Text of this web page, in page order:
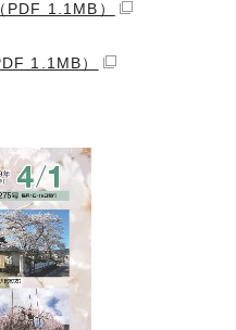
PDF 1.1MB）
1.1MB）